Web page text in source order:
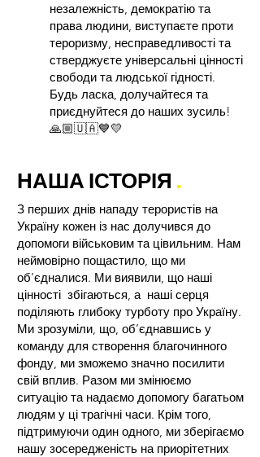
незалежність, демократію та
права людини, виступаєте проти
тероризму, несправедливості та
стверджуєте універсальні цінності
свободи та людської гідності.
Будь ласка, долучайтеся та
приєднуйтеся до наших зусиль!
🙏🏼🇺🇦💙💛
НАША ІСТОРІЯ .
З перших днів нападу терористів на
Україну кожен із нас долучився до
допомоги військовим та цівильним. Нам
неймовірно пощастило, що ми
об’єдналися. Ми виявили, що наші
цінності збігаються, а наші серця
поділяють глибоку турботу про Україну.
Ми зрозуміли, що, об’єднавшись у
команду для створення благочинного
фонду, ми зможемо значно посилити
свій вплив. Разом ми змінюємо
ситуацію та надаємо допомогу багатьом
людям у ці трагічні часи. Крім того,
підтримуючи один одного, ми зберігаємо
нашу зосередженість на приорітетних